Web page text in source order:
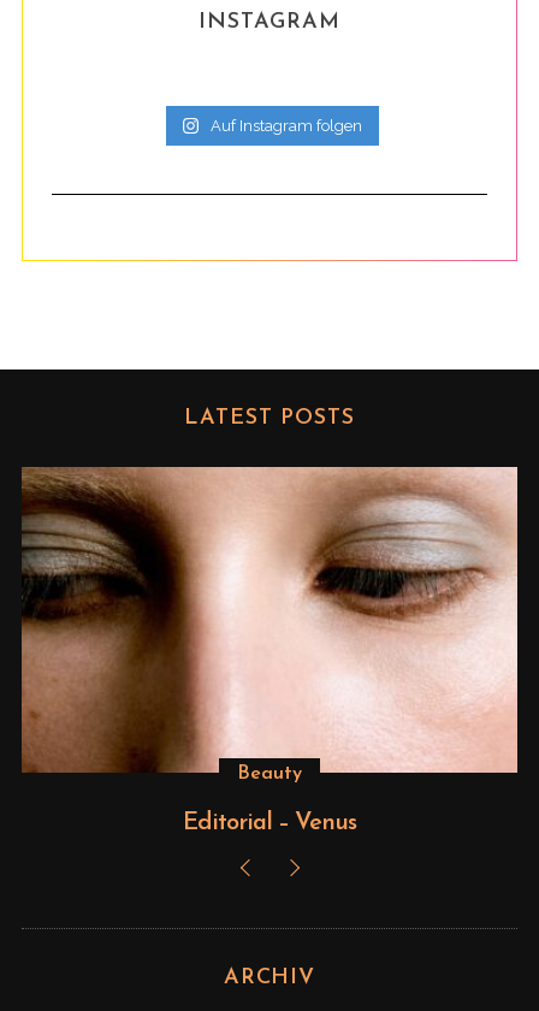
INSTAGRAM
Auf Instagram folgen
LATEST POSTS
Beauty
Editorial – Venus
ARCHIV